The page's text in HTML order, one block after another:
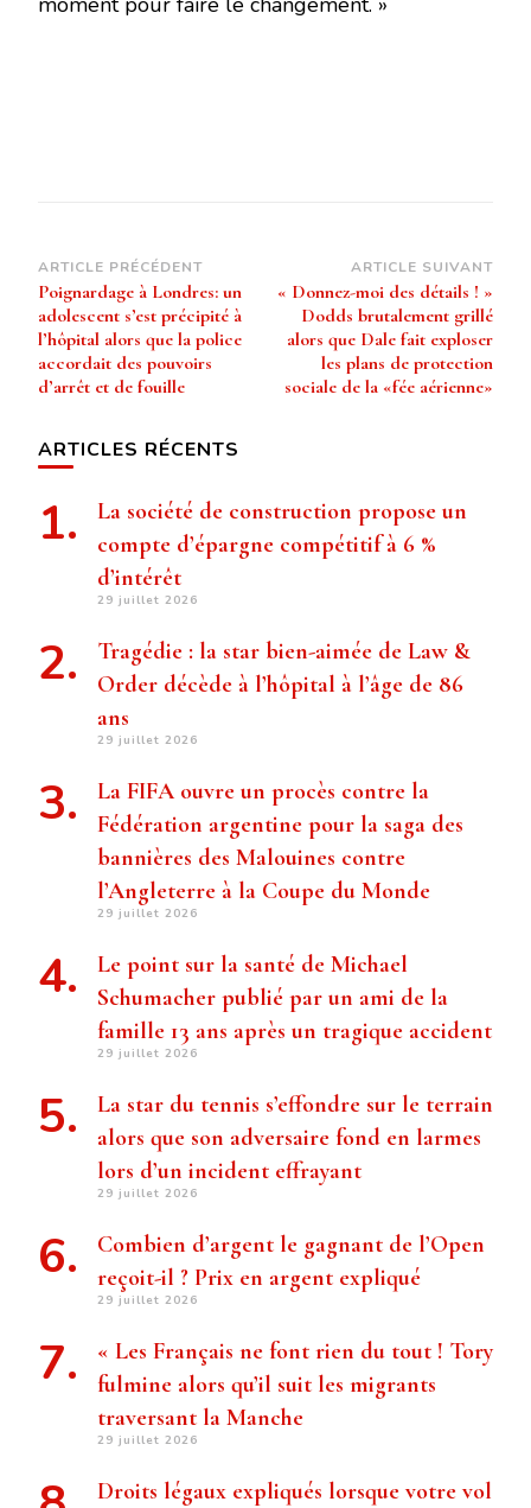
Navigation
d’article
ARTICLE PRÉCÉDENT
Poignardage à Londres: un
adolescent s’est précipité à
l’hôpital alors que la police
accordait des pouvoirs
d’arrêt et de fouille
ARTICLE SUIVANT
« Donnez-moi des détails ! »
Dodds brutalement grillé
alors que Dale fait exploser
les plans de protection
sociale de la «fée aérienne»
ARTICLES RÉCENTS
La société de construction propose un
compte d’épargne compétitif à 6 %
d’intérêt
29 juillet 2026
Tragédie : la star bien-aimée de Law &
Order décède à l’hôpital à l’âge de 86
ans
29 juillet 2026
La FIFA ouvre un procès contre la
Fédération argentine pour la saga des
bannières des Malouines contre
l’Angleterre à la Coupe du Monde
29 juillet 2026
Le point sur la santé de Michael
Schumacher publié par un ami de la
famille 13 ans après un tragique accident
29 juillet 2026
La star du tennis s’effondre sur le terrain
alors que son adversaire fond en larmes
lors d’un incident effrayant
29 juillet 2026
Combien d’argent le gagnant de l’Open
reçoit-il ? Prix ​​en argent expliqué
29 juillet 2026
« Les Français ne font rien du tout ! Tory
fulmine alors qu’il suit les migrants
traversant la Manche
29 juillet 2026
Droits légaux expliqués lorsque votre vol